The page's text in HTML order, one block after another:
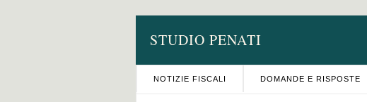
STUDIO PENATI
NOTIZIE FISCALI DOMANDE E RISPOSTE